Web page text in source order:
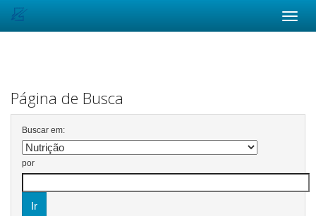
Página de Busca
Buscar em:
por